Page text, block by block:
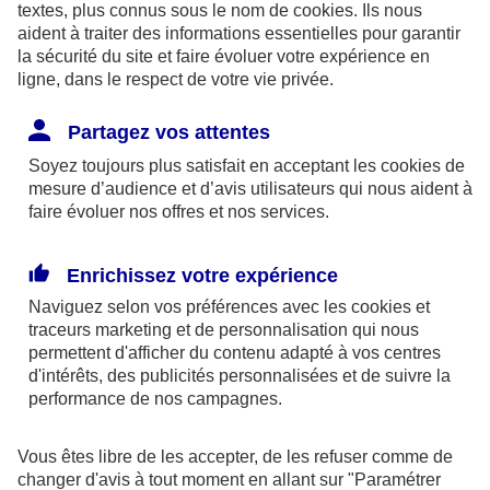
sont de 1,875 % du bénéfice imposable limité à 8
fois le PASS ou si plus favorable, 2,5 % du PASS.
Madelin,
(sauf quelques cas exceptionnels) et la sortie se fait
obligatoirementen rente(sauf exceptions).
En outre, à la retraite, la rente perçue chaque
année, sera imposable dans la catégorie des
pensions. Elle supporte également des
prélèvements sociaux aux taux en vigueur au jour
textes, plus connus sous le nom de cookies. Ils nous
aident à traiter des informations essentielles pour garantir
la sécurité du site et faire évoluer votre expérience en
ligne, dans le respect de votre vie privée.
Partagez vos attentes
Soyez toujours plus satisfait en acceptant les cookies de
mesure d’audience et d’avis utilisateurs qui nous aident à
faire évoluer nos offres et nos services.
Enrichissez votre expérience
Naviguez selon vos préférences avec les cookies et
traceurs marketing et de personnalisation qui nous
permettent d'afficher du contenu adapté à vos centres
d'intérêts, des publicités personnalisées et de suivre la
performance de nos campagnes.
Vous êtes libre de les accepter, de les refuser comme de
changer d'avis à tout moment en allant sur "Paramétrer